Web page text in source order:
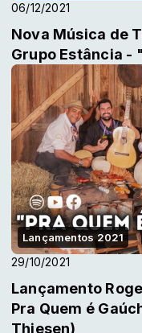
06/12/2021
Nova Música de
Grupo Estância -
Lançamentos 2021
29/10/2021
Lançamento
Pra Quem é
Thiesen)